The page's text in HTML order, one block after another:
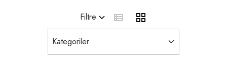
Filtre